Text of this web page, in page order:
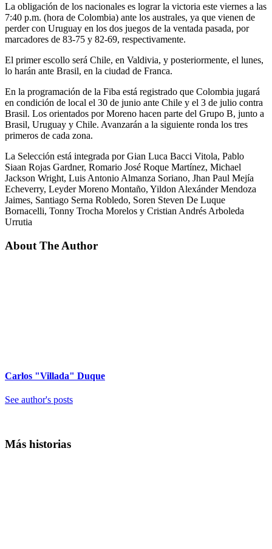
La obligación de los nacionales es lograr la victoria este viernes a las
7:40 p.m. (hora de Colombia) ante los australes, ya que vienen de
perder con Uruguay en los dos juegos de la ventada pasada, por
marcadores de 83-75 y 82-69, respectivamente.
El primer escollo será Chile, en Valdivia, y posteriormente, el lunes,
lo harán ante Brasil, en la ciudad de Franca.
En la programación de la Fiba está registrado que Colombia jugará
en condición de local el 30 de junio ante Chile y el 3 de julio contra
Brasil. Los orientados por Moreno hacen parte del Grupo B, junto a
Brasil, Uruguay y Chile. Avanzarán a la siguiente ronda los tres
primeros de cada zona.
La Selección está integrada por Gian Luca Bacci Vitola, Pablo
Siaan Rojas Gardner, Romario José Roque Martínez, Michael
Jackson Wright, Luis Antonio Almanza Soriano, Jhan Paul Mejía
Echeverry, Leyder Moreno Montaño, Yildon Alexánder Mendoza
Jaimes, Santiago Serna Robledo, Soren Steven De Luque
Bornacelli, Tonny Trocha Morelos y Cristian Andrés Arboleda
Urrutia
About The Author
Carlos "Villada" Duque
See author's posts
Más historias